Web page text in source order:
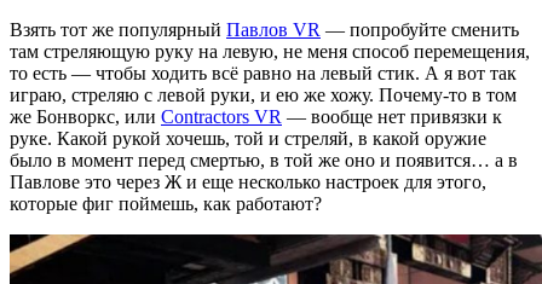
Взять тот же популярный Павлов VR — попробуйте сменить
там стреляющую руку на левую, не меня способ перемещения,
то есть — чтобы ходить всё равно на левый стик. А я вот так
играю, стреляю с левой руки, и ею же хожу. Почему-то в том
же Бонворкс, или Contractors VR — вообще нет привязки к
руке. Какой рукой хочешь, той и стреляй, в какой оружие
было в момент перед смертью, в той же оно и появится… а в
Павлове это через Ж и еще несколько настроек для этого,
которые фиг поймешь, как работают?